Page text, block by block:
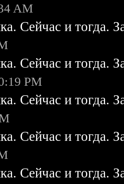
AM
Сейчас и тогда.
Сейчас и тогда.
PM
Сейчас и тогда.
Сейчас и тогда.
Сейчас и тогда.